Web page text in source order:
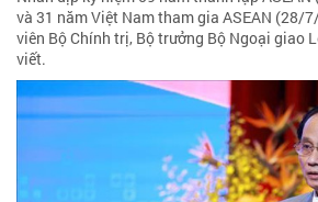
và 31 năm Việt Nam tham gia ASEAN (28/
viên Bộ Chính trị, Bộ trưởng Bộ Ngoại giao
viết.